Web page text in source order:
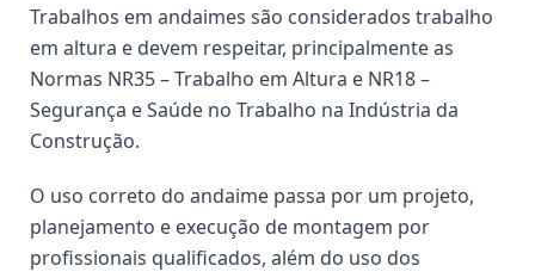
Trabalhos em andaimes são considerados trabalho
em altura e devem respeitar, principalmente as
Normas NR35 – Trabalho em Altura e NR18 –
Segurança e Saúde no Trabalho na Indústria da
Construção.
O uso correto do andaime passa por um projeto,
planejamento e execução de montagem por
profissionais qualificados, além do uso dos